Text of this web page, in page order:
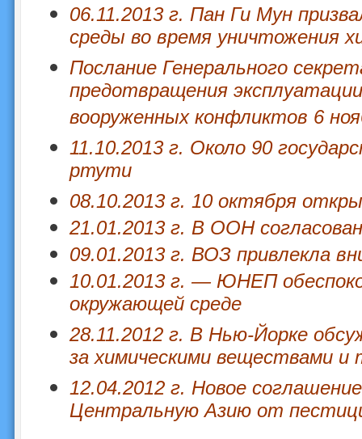
06.11.2013 г. Пан Ги Мун
среды во время уничтожения
Послание Генерального
предотвращения
вооруженных конфликтов 6
11.10.2013 г. Около 90
ртути
08.10.2013 г. 10 октября
21.01.2013 г. В ООН
09.01.2013 г. ВОЗ привлекла
10.01.2013 г. — ЮНЕП
окружающей среде
28.11.2012 г. В Нью-Йорке
за химическими веществами
12.04.2012 г. Новое
Центральную Азию от